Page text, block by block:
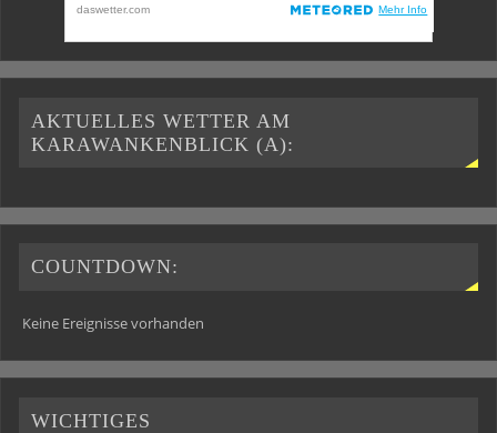
AKTUELLES WETTER AM
KARAWANKENBLICK (A):
COUNTDOWN:
Keine Ereignisse vorhanden
WICHTIGES